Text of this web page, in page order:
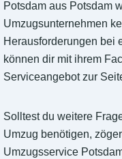
Potsdam aus Potsdam
Umzugsunternehmen
Herausforderungen bei
können dir mit ihrem
Serviceangebot zur
Solltest du weitere
Umzug benötigen,
Umzugsservice